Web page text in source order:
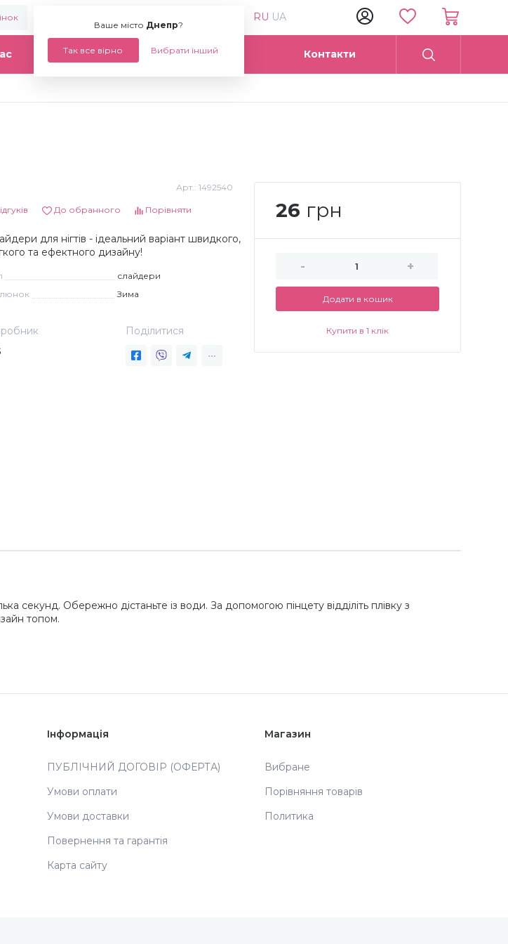
Ваше місто Днепр?
Так все вірно Вибрати інший
RU UA
Статті Опт Контакти
Арт.: 1492540
До обранного Порівняти
для нігтів - ідеальний варіант швидкого,
та ефектного дизайну!
слайдери
Зима
Поділитися
26 грн
- +
Додати в кошик
Купити в 1 клік
секунд. Обережно дістаньте із води. За допомогою пінцету відділіть плівку з
топом.
Інформація
ПУБЛІЧНИЙ ДОГОВІР (ОФЕРТА)
Умови оплати
Умови доставки
Повернення та гарантія
Карта сайту
Магазин
Вибране
Порівняння товарів
Политика